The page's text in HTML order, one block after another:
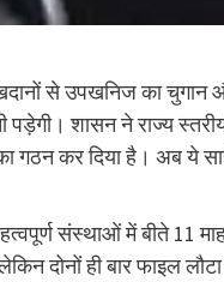
से उपखनिज का चुगान
पड़ेगी। शासन ने राज्य
कर दिया है। अब ये
संस्थाओं में बीते 11
दोनों ही बार फाइल